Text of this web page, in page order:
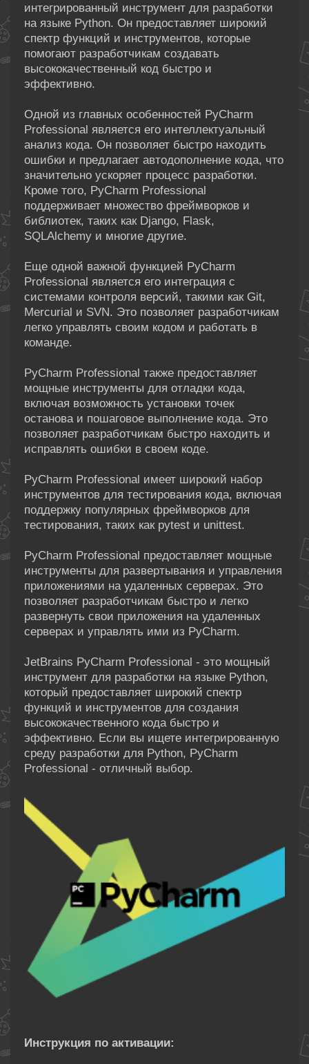
интегрированный инструмент для разработки
на языке Python. Он предоставляет широкий
спектр функций и инструментов, которые
помогают разработчикам создавать
высококачественный код быстро и
эффективно.
Одной из главных особенностей PyCharm
Professional является его интеллектуальный
анализ кода. Он позволяет быстро находить
ошибки и предлагает автодополнение кода, что
значительно ускоряет процесс разработки.
Кроме того, PyCharm Professional
поддерживает множество фреймворков и
библиотек, таких как Django, Flask,
SQLAlchemy и многие другие.
Еще одной важной функцией PyCharm
Professional является его интеграция с
системами контроля версий, такими как Git,
Mercurial и SVN. Это позволяет разработчикам
легко управлять своим кодом и работать в
команде.
PyCharm Professional также предоставляет
мощные инструменты для отладки кода,
включая возможность установки точек
останова и пошаговое выполнение кода. Это
позволяет разработчикам быстро находить и
исправлять ошибки в своем коде.
PyCharm Professional имеет широкий набор
инструментов для тестирования кода, включая
поддержку популярных фреймворков для
тестирования, таких как pytest и unittest.
PyCharm Professional предоставляет мощные
инструменты для развертывания и управления
приложениями на удаленных серверах. Это
позволяет разработчикам быстро и легко
развернуть свои приложения на удаленных
серверах и управлять ими из PyCharm.
JetBrains PyCharm Professional - это мощный
инструмент для разработки на языке Python,
который предоставляет широкий спектр
функций и инструментов для создания
высококачественного кода быстро и
эффективно. Если вы ищете интегрированную
среду разработки для Python, PyCharm
Professional - отличный выбор.
Инструкция по активации: